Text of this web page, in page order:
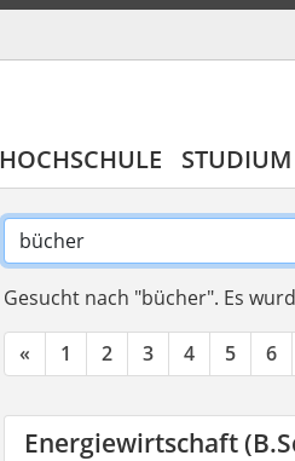
HOCHSCHULE STUDIUM
Gesucht nach "bücher". Es
« 1 2 3 4 5 6
Energiewirtschaft